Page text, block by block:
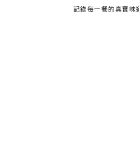
記錄每一餐的真實味